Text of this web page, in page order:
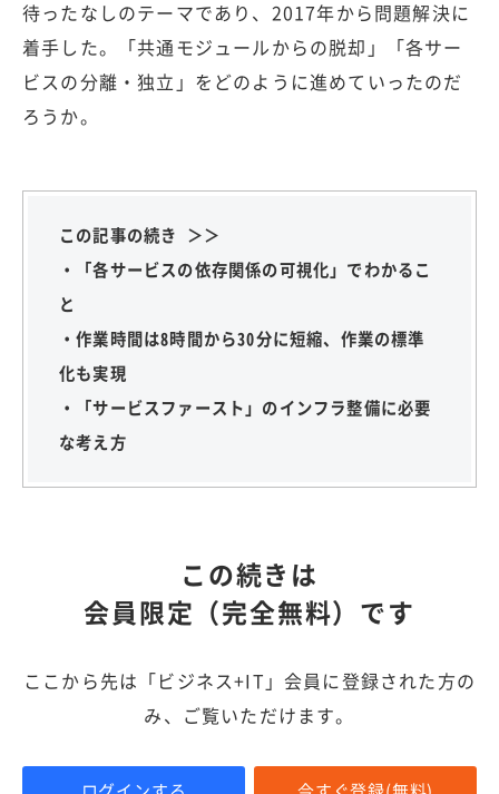
待ったなしのテーマであり、2017年から問題解決に
着手した。「共通モジュールからの脱却」「各サー
ビスの分離・独立」をどのように進めていったのだ
ろうか。
この記事の続き ＞＞
・「各サービスの依存関係の可視化」でわかるこ
と
・作業時間は8時間から30分に短縮、作業の標準
化も実現
・「サービスファースト」のインフラ整備に必要
な考え方
この続きは
会員限定（完全無料）です
ここから先は「ビジネス+IT」会員に登録された方の
み、ご覧いただけます。